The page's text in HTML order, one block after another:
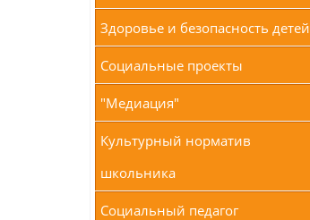
Здоровье и безопасность детей
Социальные проекты
"Медиация"
Культурный норматив
школьника
Социальный педагог